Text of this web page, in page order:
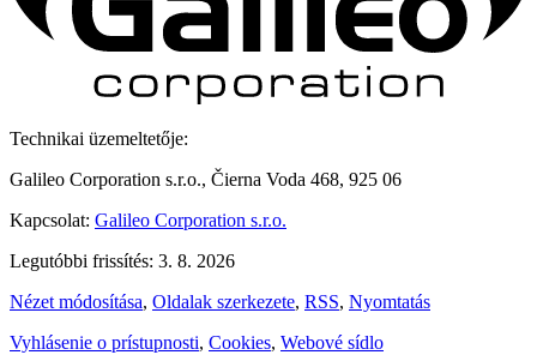
Technikai üzemeltetője:
Galileo Corporation s.r.o., Čierna Voda 468, 925 06
Kapcsolat: Galileo Corporation s.r.o.
Legutóbbi frissítés: 3. 8. 2026
Nézet módosítása, Oldalak szerkezete, RSS, Nyomtatás
Vyhlásenie o prístupnosti, Cookies, Webové sídlo